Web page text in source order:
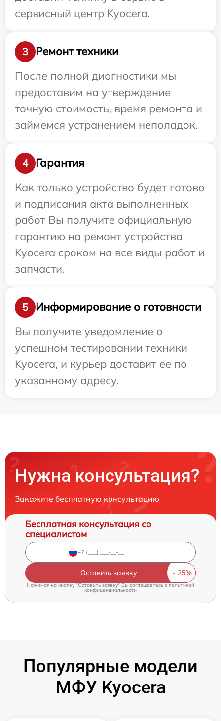
сервисный центр Kyocera.
3
Ремонт техники
После полной диагностики мы
предоставим на утверждение
точную стоимость, время ремонта и
займемся устранением неполадок.
4
Гарантия
Как только устройство будет готово
и подписания акта выполненных
работ Вы получите официальную
гарантию на ремонт устройства
Kyocera сроком на все виды работ и
запчасти.
5
Информирование о готовности
Вы получите уведомление о
успешном тестировании техники
Kyocera, и курьер доставит ее по
указанному адресу.
Нужна консультация?
Закажите бесплатную консультацию
Бесплатная консультация со
специалистом
Оставить заявку
Нажимая на кнопку "Оставить заявку" Вы соглашаетесь cполитикой
конфиденциальности
Популярные модели
МФУ Kyocera